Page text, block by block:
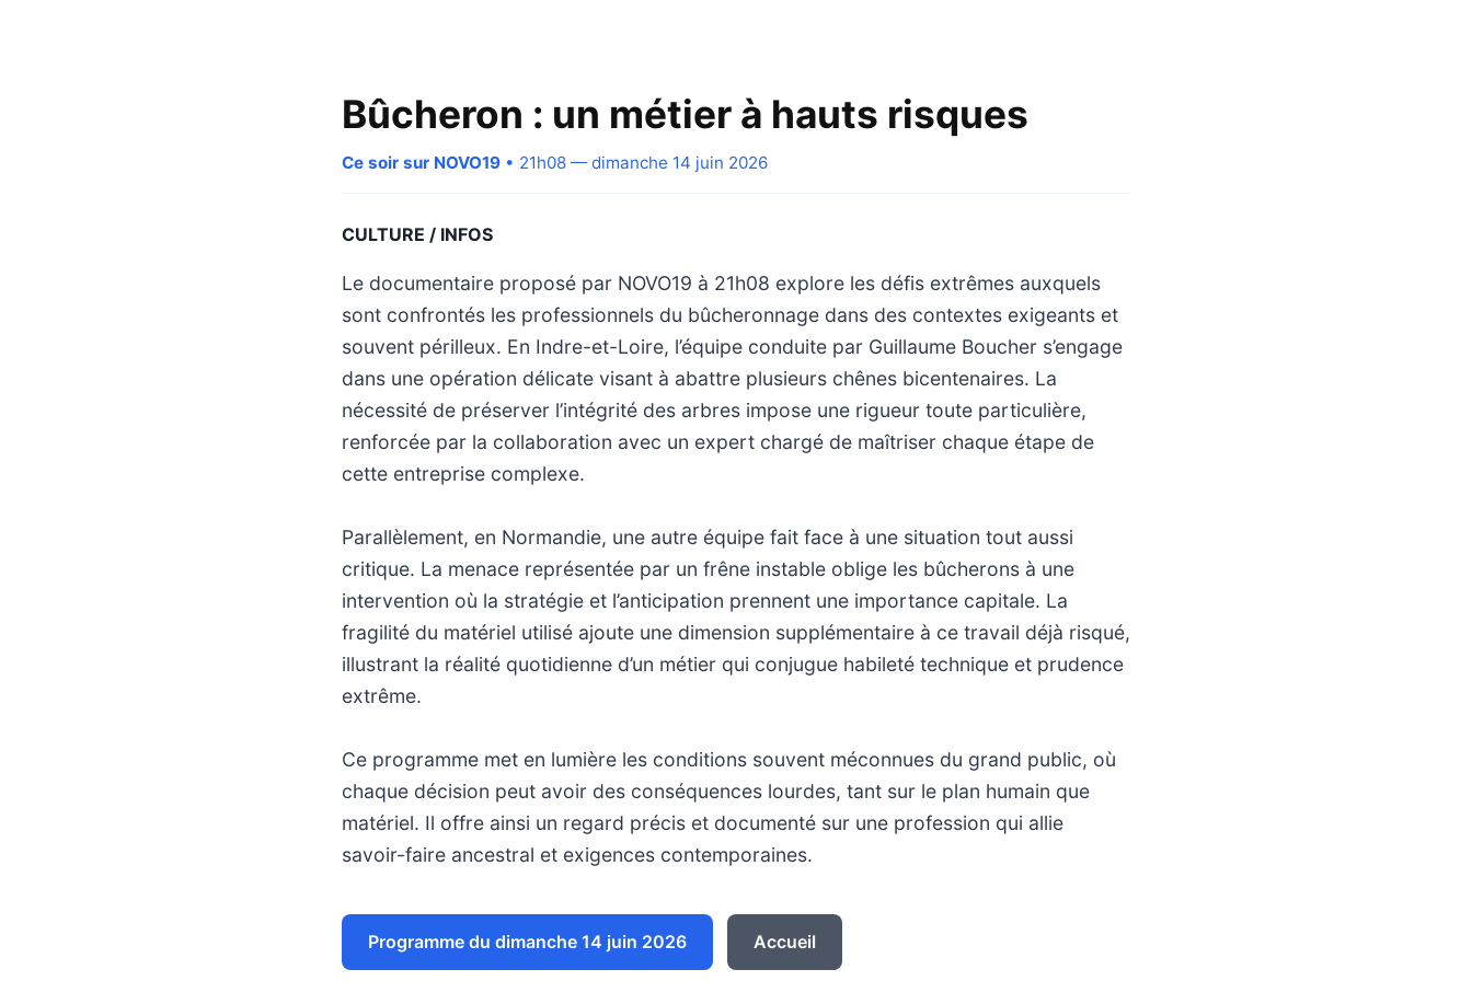
Bûcheron : un métier à hauts risques
Ce soir sur NOVO19 • 21h08 — dimanche 14 juin 2026
CULTURE / INFOS
Le documentaire proposé par NOVO19 à 21h08 explore les défis extrêmes auxquels
sont confrontés les professionnels du bûcheronnage dans des contextes exigeants et
souvent périlleux. En Indre-et-Loire, l’équipe conduite par Guillaume Boucher s’engage
dans une opération délicate visant à abattre plusieurs chênes bicentenaires. La
nécessité de préserver l’intégrité des arbres impose une rigueur toute particulière,
renforcée par la collaboration avec un expert chargé de maîtriser chaque étape de
cette entreprise complexe.
Parallèlement, en Normandie, une autre équipe fait face à une situation tout aussi
critique. La menace représentée par un frêne instable oblige les bûcherons à une
intervention où la stratégie et l’anticipation prennent une importance capitale. La
fragilité du matériel utilisé ajoute une dimension supplémentaire à ce travail déjà risqué,
illustrant la réalité quotidienne d’un métier qui conjugue habileté technique et prudence
extrême.
Ce programme met en lumière les conditions souvent méconnues du grand public, où
chaque décision peut avoir des conséquences lourdes, tant sur le plan humain que
matériel. Il offre ainsi un regard précis et documenté sur une profession qui allie
savoir-faire ancestral et exigences contemporaines.
Programme du dimanche 14 juin 2026 Accueil